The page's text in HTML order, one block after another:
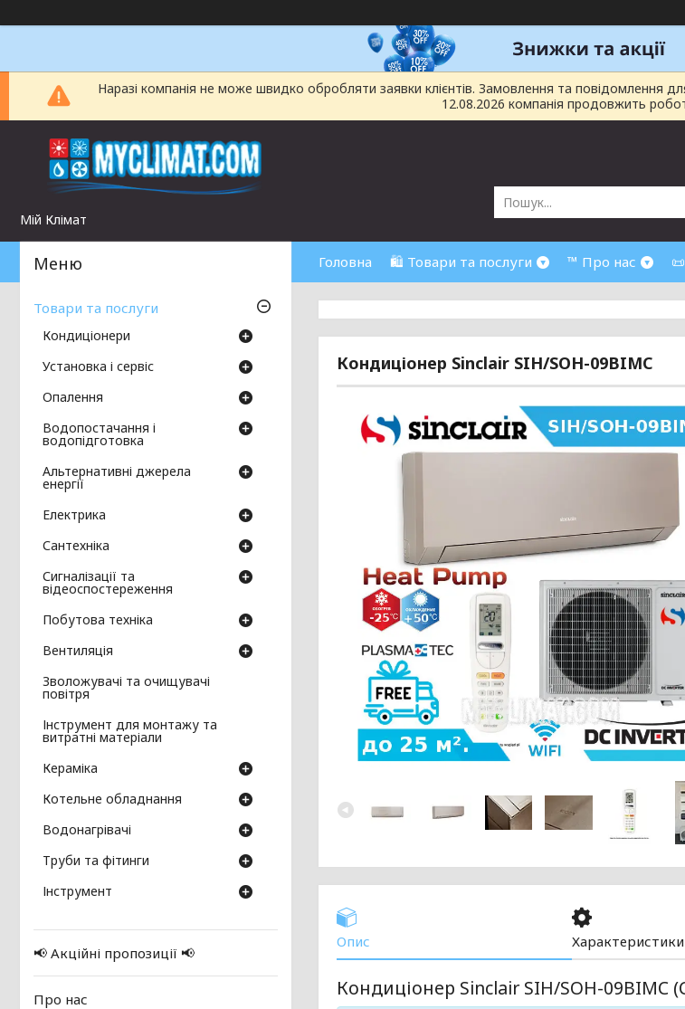
Наразі компанія не може швидко обробляти заявки клієнтів. Замовлення та повідомлення
12.08.2026 компанія продовжить
Мій Клімат
Головна 🛍 Товари та послуги ™ Про нас
Кондиціонер Sinclair SIH/SOH-09BIMС
Опис Характеристики
Кондиціонер Sinclair SIH/SOH-09BIMС
Товари та послуги
Кондиціонери
Установка і сервіс
Опалення
Водопостачання і
водопідготовка
Альтернативні джерела
енергії
Електрика
Сантехніка
Сигналізації та
відеоспостереження
Побутова техніка
Вентиляція
Зволожувачі та очищувачі
повітря
Інструмент для монтажу та
витратні матеріали
Кераміка
Котельне обладнання
Водонагрівачі
Труби та фітинги
Інструмент
📢 Акційні пропозиції 📢
Про нас